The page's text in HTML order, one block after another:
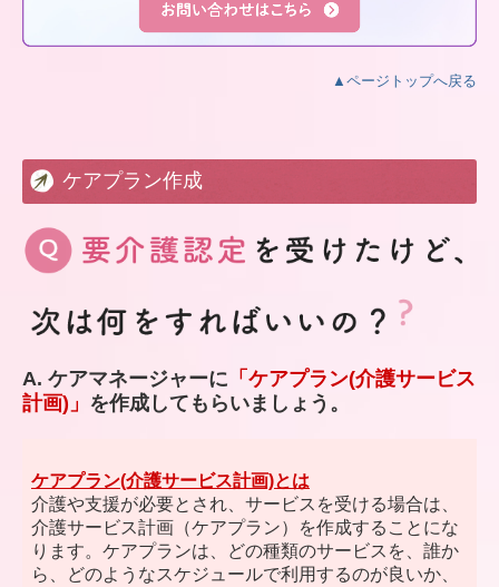
▲ページトップへ戻る
ケアプラン作成
A. ケアマネージャーに 「ケアプラン(介護サービス
計画)」 を作成してもらいましょう。
ケアプラン(介護サービス計画)とは
介護や支援が必要とされ、サービスを受ける場合は、
介護サービス計画（ケアプラン）を作成することにな
ります。ケアプランは、どの種類のサービスを、誰か
ら、どのようなスケジュールで利用するのが良いか、